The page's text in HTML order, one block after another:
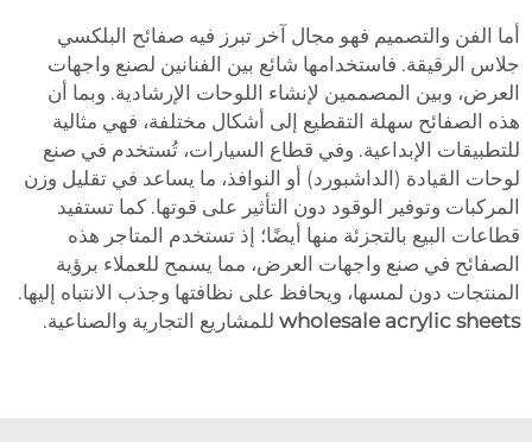
أما الفن والتصميم فهو مجال آخر تبرز فيه صفائح البلكسي
جلاس الرقيقة. فاستخدامها شائع بين الفنانين لصنع واجهات
العرض، وبين المصممين لإنشاء اللوحات الإرشادية. وبما أن
هذه الصفائح سهلة التقطيع إلى أشكال مختلفة، فهي مثالية
للتطبيقات الإبداعية. وفي قطاع السيارات، تُستخدم في صنع
لوحات القيادة (الداشبورد) أو النوافذ، ما يساعد في تقليل وزن
المركبات وتوفير الوقود دون التأثير على قوتها. كما تستفيد
قطاعات البيع بالتجزئة منها أيضًا؛ إذ تستخدم المتاجر هذه
الصفائح في صنع واجهات العرض، مما يسمح للعملاء برؤية
المنتجات دون لمسها، ويحافظ على نظافتها وجذب الانتباه إليها.
wholesale acrylic sheets للمشاريع التجارية والصناعية.